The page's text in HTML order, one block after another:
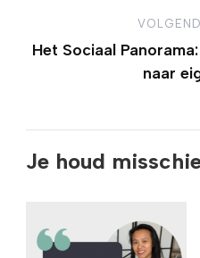
Het Sociaal
naar
Je houd